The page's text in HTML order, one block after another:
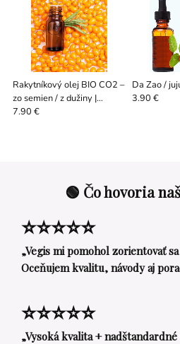
Rakytníkový olej BIO CO2 –
zo semien / z dužiny |
prírodná starostlivosť o pleť
7.90 €
Da Zao /
3.90 €
🟢 Čo hovoria
⭐⭐⭐⭐⭐
„Vegis mi pomohol zorientovať
Oceňujem kvalitu, návody aj
⭐⭐⭐⭐⭐
„Vysoká kvalita + nadštandardné